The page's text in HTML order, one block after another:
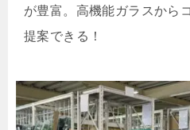
が豊富。高機能ガラスから
提案できる！